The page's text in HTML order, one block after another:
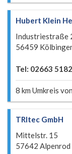
Hubert Klein
Industriestraße
56459
Tel: 02663 5182
8 km Umkreis
TRItec GmbH
Mittelstr. 15
57642 Alpenrod